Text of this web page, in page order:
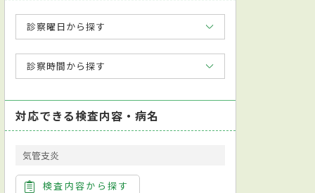
診察曜日から探す
診察時間から探す
対応できる検査内容・病名
気管支炎
検査内容から探す